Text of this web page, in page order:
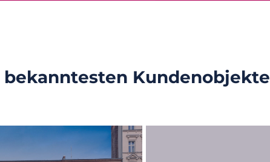
bekanntesten Kundenobjekte